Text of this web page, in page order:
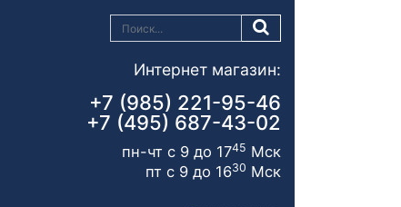
Интернет магазин:
+7 (985) 221-95-46
+7 (495) 687-43-02
пн-чт с 9 до 1745 Мск
пт с 9 до 1630 Мск